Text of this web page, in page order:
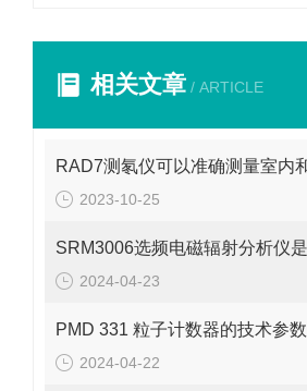
相关文章 / ARTICLE
2023-10-25
2024-04-23
PMD 331 粒子计数器的技术参数
2024-04-22